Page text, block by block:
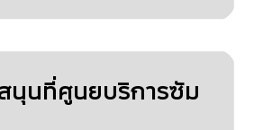
นุนที่ศูนยบริการซัม